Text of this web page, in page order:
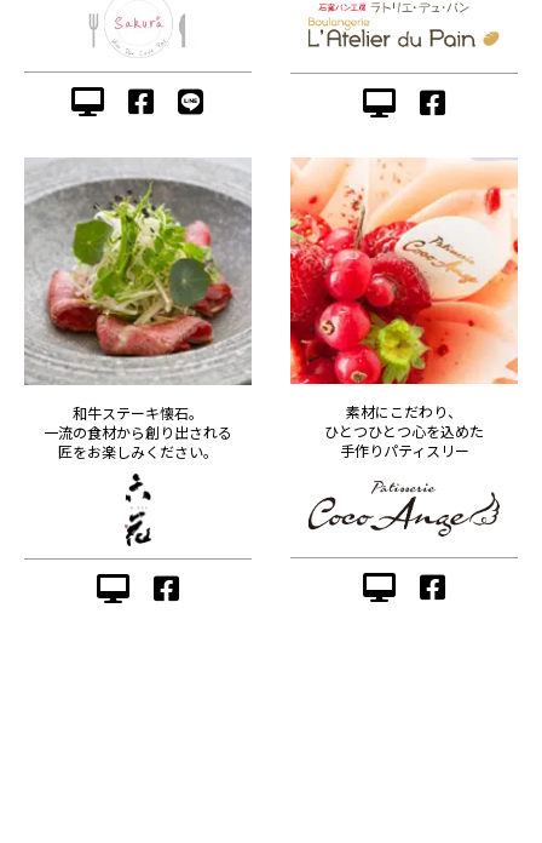
和牛ステーキ懐石。
一流の食材から創り出される
匠をお楽しみください。
素材にこだわり、
ひとつひとつ心を込めた
手作りパティスリー